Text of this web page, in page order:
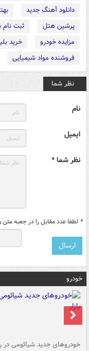
دانلود آهنگ جدید
پرشین هتل
ثبت نام
مزایده خودرو
خرید
فروشنده مواد شیمیایی
نظر شما
نام
ایمیل
نظر شما *
* لطفا عدد مقابل را در جعبه متن
خودرو
خودروهای جدید شیائومی در